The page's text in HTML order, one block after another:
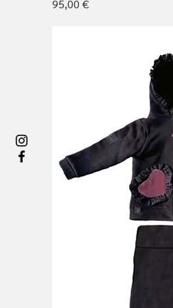
Цена
95,00 €